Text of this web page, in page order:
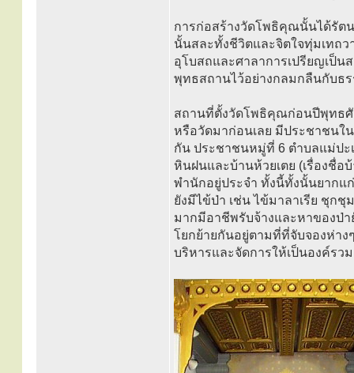
การก่อสร้างวัดโพธิคุณนั้นได้รัต
นั้นสละทั้งชีวิตและจิตใจทุ่มเทถว
อุโบสถและศาลาการเปรียญเป็
พุทธสถานไว้อย่างกลมกลืนกับธ
สถานที่ตั้งวัดโพธิคุณก่อนปีพุทธศั
หรือวัดมาก่อนเลย มีประชาชนใ
กัน ประชาชนหมู่ที่ 6 ตำบลแม่ปะ
หินฝนและบ้านห้วยเตย (เรื่องชื่อ
พำนักอยู่ประจำ ทั้งนี้ทั้งนั้นยากแ
ยังมีไข้ป่า เช่น ไข้มาลาเรีย ชุก
มากมีอาชีพรับจ้างและหาของป่
โยกย้ายกันอยู่ตามที่ที่จับจองห่า
บริหารและจัดการให้เป็นองค์ร